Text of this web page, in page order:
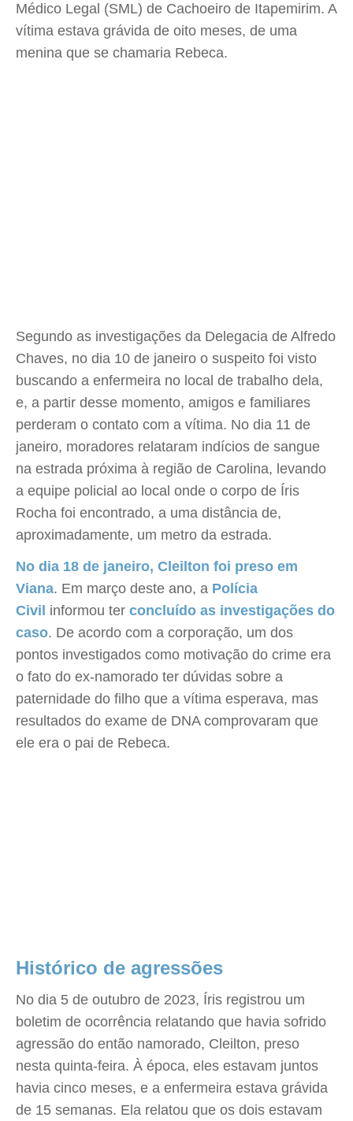
Médico Legal (SML) de Cachoeiro de Itapemirim. A
vítima estava grávida de oito meses, de uma
menina que se chamaria Rebeca.
Segundo as investigações da Delegacia de Alfredo
Chaves, no dia 10 de janeiro o suspeito foi visto
buscando a enfermeira no local de trabalho dela,
e, a partir desse momento, amigos e familiares
perderam o contato com a vítima. No dia 11 de
janeiro, moradores relataram indícios de sangue
na estrada próxima à região de Carolina, levando
a equipe policial ao local onde o corpo de Íris
Rocha foi encontrado, a uma distância de,
aproximadamente, um metro da estrada.
No dia 18 de janeiro, Cleilton foi preso em
Viana. Em março deste ano, a Polícia
Civil informou ter concluído as investigações do
caso. De acordo com a corporação, um dos
pontos investigados como motivação do crime era
o fato do ex-namorado ter dúvidas sobre a
paternidade do filho que a vítima esperava, mas
resultados do exame de DNA comprovaram que
ele era o pai de Rebeca.
Histórico de agressões
No dia 5 de outubro de 2023, Íris registrou um
boletim de ocorrência relatando que havia sofrido
agressão do então namorado, Cleilton, preso
nesta quinta-feira. À época, eles estavam juntos
havia cinco meses, e a enfermeira estava grávida
de 15 semanas. Ela relatou que os dois estavam